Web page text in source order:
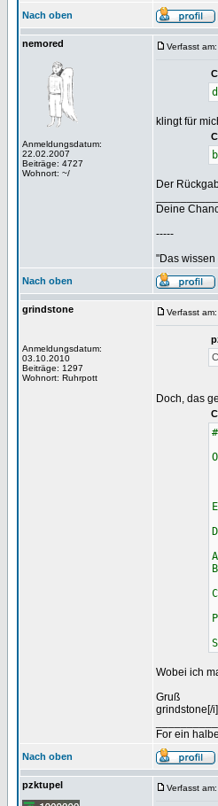
Nach oben
nemored
Anmeldungsdatum:
22.02.2007
Beiträge: 4727
Wohnort: ~/
Verfasst
klingt für
Der
Deine
-----
"Das
Nach oben
grindstone
Anmeldungsdatum:
03.10.2010
Beiträge: 1297
Wohnort: Ruhrpott
Verfasst
Doch, das
Wobei ich
Gruß
grindstone[/i]
For ein
Nach oben
pzktupel Verfasst